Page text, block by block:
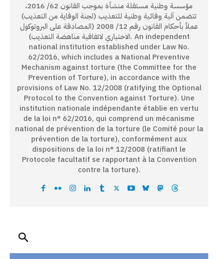
مؤسسة وطنية مستقلة منشأة بموجب القانون 62/ 2016،
تتضمن آلية وقائية وطنية للتعذيب (لجنة الوقاية من التعذيب)
عملاً بأحكام القانون رقم 12/ 2008 (المصادقة على البروتوكول
الاختياري لاتفاقية مناهضة التعذيب). An independent
national institution established under Law No.
62/2016, which includes a National Preventive
Mechanism against torture (the Committee for the
Prevention of Torture), in accordance with the
provisions of Law No. 12/2008 (ratifying the Optional
Protocol to the Convention against Torture). Une
institution nationale indépendante établie en vertu
de la loi n° 62/2016, qui comprend un mécanisme
national de prévention de la torture (le Comité pour la
prévention de la torture), conformément aux
dispositions de la loi n° 12/2008 (ratifiant le
Protocole facultatif se rapportant à la Convention
contre la torture).